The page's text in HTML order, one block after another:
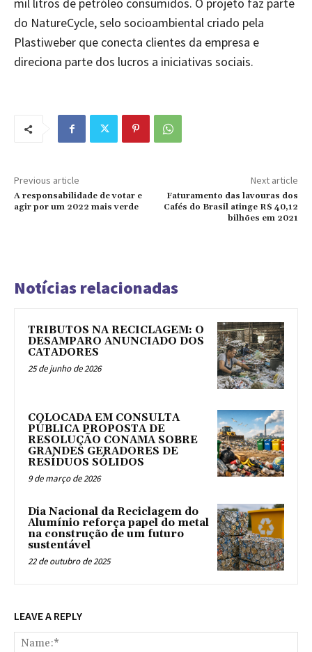
mil litros de petróleo consumidos. O projeto faz parte
do NatureCycle, selo socioambiental criado pela
Plastiweber que conecta clientes da empresa e
direciona parte dos lucros a iniciativas sociais.
Previous article
A responsabilidade de votar e
agir por um 2022 mais verde
Next article
Faturamento das lavouras dos
Cafés do Brasil atinge R$ 40,12
bilhões em 2021
Notícias relacionadas
TRIBUTOS NA RECICLAGEM: O
DESAMPARO ANUNCIADO DOS
CATADORES
25 de junho de 2026
COLOCADA EM CONSULTA
PÚBLICA PROPOSTA DE
RESOLUÇÃO CONAMA SOBRE
GRANDES GERADORES DE
RESÍDUOS SÓLIDOS
9 de março de 2026
Dia Nacional da Reciclagem do
Alumínio reforça papel do metal
na construção de um futuro
sustentável
22 de outubro de 2025
LEAVE A REPLY